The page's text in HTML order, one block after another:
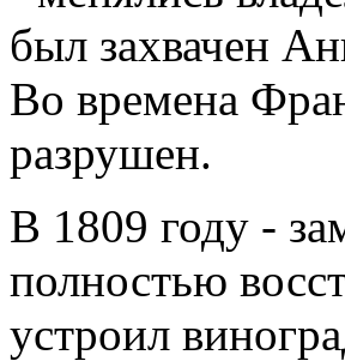
был захвачен
Во времена
разрушен.
В 1809 году -
полностью
устроил